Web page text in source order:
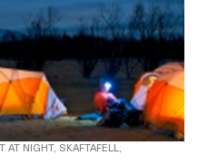
AT NIGHT, SKAFTAFELL,